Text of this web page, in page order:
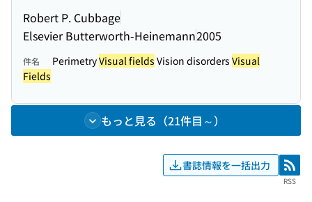
Robert P. Cubbage
Elsevier Butterworth-Heinemann2005
件名 PerimetryVisual fields Vision disorders Visual
Fields
もっと見る（21件目～）
書誌情報を一括出力 RSS
RSS